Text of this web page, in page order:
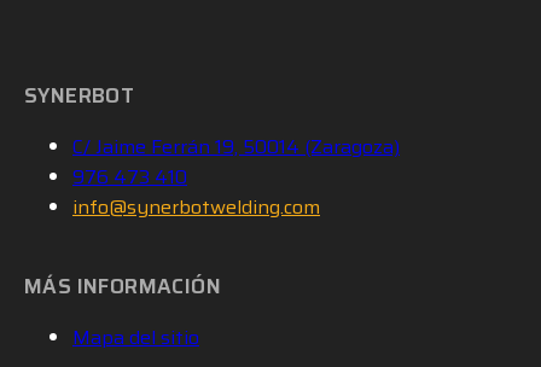
SYNERBOT
C/ Jaime Ferrán 19, 50014 (Zaragoza)
976 473 410
info@synerbotwelding.com
MÁS INFORMACIÓN
Mapa del sitio